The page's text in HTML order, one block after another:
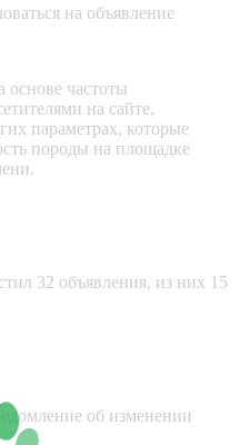
на объявление
частоты
на сайте,
параметрах, которые
породы на площадке
32 объявления, из них 15
об изменении